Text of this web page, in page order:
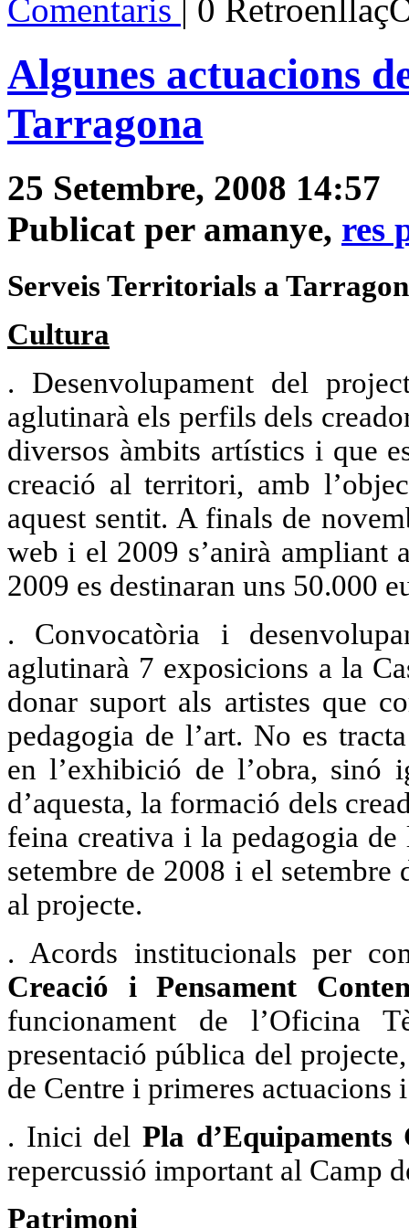
Comentaris | 0
Algunes actuacions
Tarragona
25 Setembre, 2008 14:57
Publicat per amanye, res
Serveis Territorials a
Cultura
. Desenvolupament del
aglutinarà els perfils dels
diversos àmbits artístics i que
creació al territori, amb
aquest sentit. A finals de
web i el 2009 s’anirà ampliant
2009 es destinaran uns 50.000
. Convocatòria i
aglutinarà 7 exposicions a la
donar suport als artistes que
pedagogia de l’art. No es
en l’exhibició de l’obra, sinó
d’aquesta, la formació dels
feina creativa i la pedagogia
setembre de 2008 i el setembre
al projecte.
. Acords institucionals per
Creació i Pensament
funcionament de l’Oficina
presentació pública del
de Centre i primeres
. Inici del Pla
repercussió important al Camp
Patrimoni